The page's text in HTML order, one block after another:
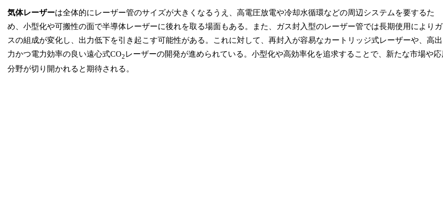
気体レーザーは全体的にレーザー管のサイズが大きくなるうえ、高電圧放電や冷却水循環などの周辺システムを要するた
め、小型化や可搬性の面で半導体レーザーに後れを取る場面もある。また、ガス封入型のレーザー管では長期使用によりガ
スの組成が変化し、出力低下を引き起こす可能性がある。これに対して、再封入が容易なカートリッジ式レーザーや、高出
力かつ電力効率の良い遠心式CO2 レーザーの開発が進められている。小型化や高効率化を追求することで、新たな市場や応
分野が切り開かれると期待される。